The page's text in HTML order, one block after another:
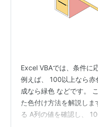
Excel VBAでは、条件に
例えば、 100以上なら
成なら緑色 などです。
た色付け方法を解説し
る A列の値を確認し、